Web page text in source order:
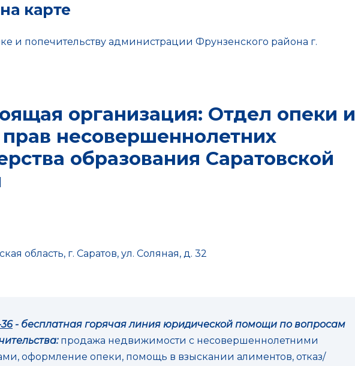
карте
организация: Отдел опеки и
несовершеннолетних
образования Саратовской
область, г. Саратов, ул. Соляная, д. 32
- бесплатная горячая линия юридической помощи по вопросам
продажа недвижимости с несовершеннолетними
оформление опеки, помощь в взыскании алиментов, отказ/